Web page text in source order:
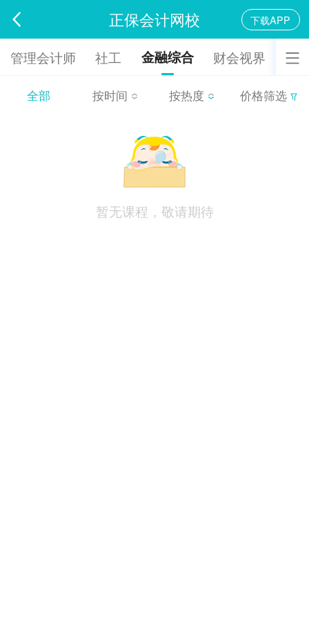
正保会计网校 下载APP
管理会计师 社工 金融综合 财会视界
全部 按时间 按热度 价格筛选
暂无课程，敬请期待